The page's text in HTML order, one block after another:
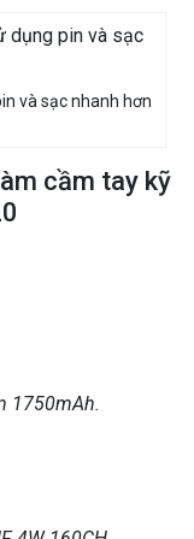
và sạc nhanh hơn
cầm tay kỹ
1750mAh.